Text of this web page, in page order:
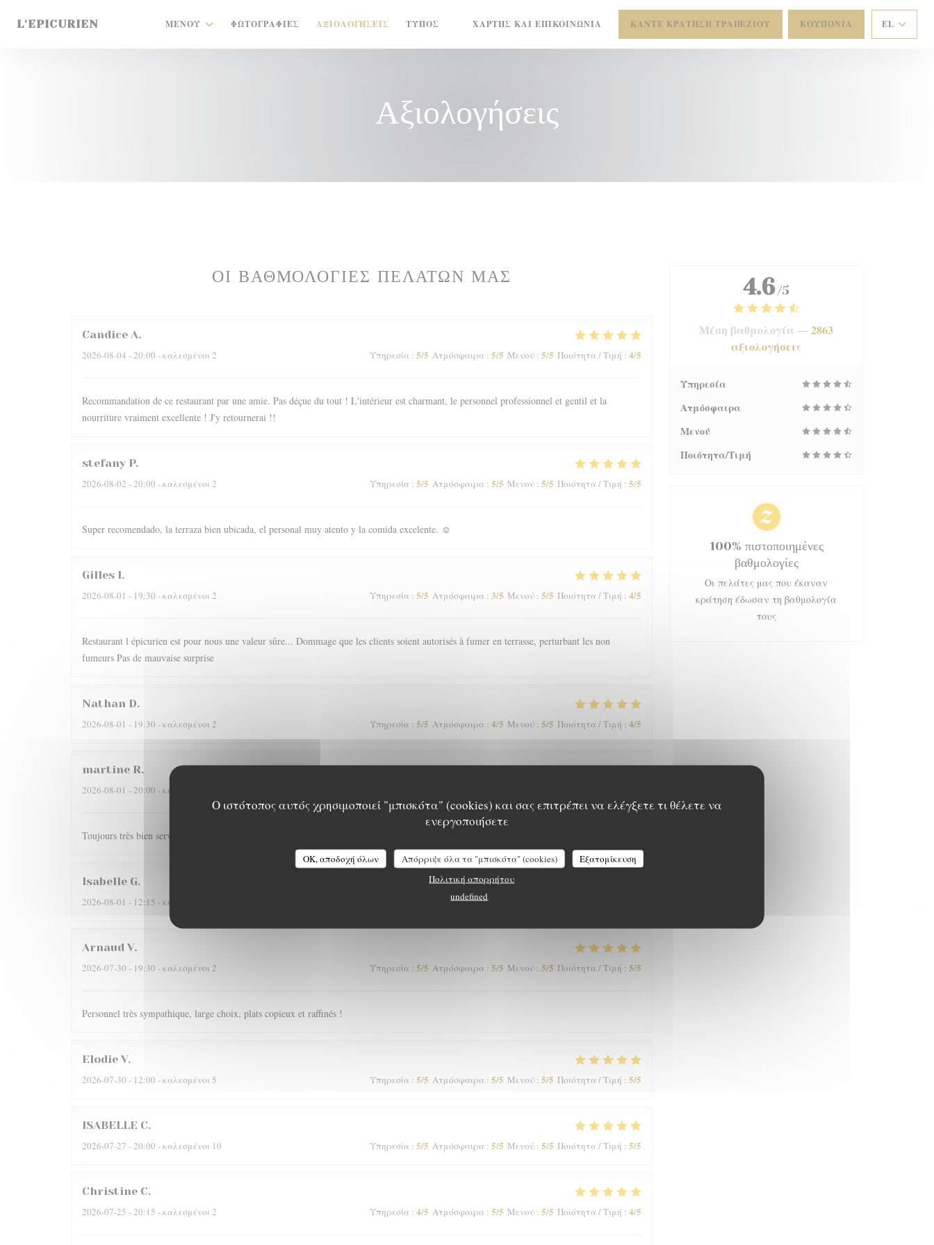
Ο ιστότοπος αυτός χρησιμοποιεί "μπισκότα" (cookies) και σας επιτρέπει να ελέγξετε τι θέλετε να
ενεργοποιήσετε
OK, αποδοχή όλων Απόρριψε όλα τα "μπισκότα" (cookies)
Εξατομίκευση
Πολιτική απορρήτου
undefined
L'EPICURIEN ΜΕΝΟΎ ΦΩΤΟΓΡΑΦΊΕΣ ΑΞΙΟΛΟΓΉΣΕΙΣ ΤΎΠΟΣ ΧΆΡΤΗΣ ΚΑΙ ΕΠΙΚΟΙΝΩΝΊΑ ΚΆΝΤΕ ΚΡΆΤΗΣΗ ΤΡΑΠΕΖΙΟΎ ΚΟΥΠΌΝΙΑ EL
Αξιολογήσεις
ΟΙ ΒΑΘΜΟΛΟΓΊΕΣ ΠΕΛΑΤΏΝ ΜΑΣ
Candice A
2026-08-04 - 20:00 - καλεσμένοι 2 Υπηρεσία : 5/5 Ατμόσφαιρα : 5/5 Μενού : 5/5 Ποιότητα / Τιμή : 4/5
Recommandation de ce restaurant par une amie. Pas déçue du tout ! L'intérieur est charmant, le personnel professionnel et gentil et la
nourriture vraiment excellente ! J'y retournerai !!
stefany P
2026-08-02 - 20:00 - καλεσμένοι 2 Υπηρεσία : 5/5 Ατμόσφαιρα : 5/5 Μενού : 5/5 Ποιότητα / Τιμή : 5/5
Super recomendado, la terraza bien ubicada, el personal muy atento y la comida excelente. ☺️
Gilles I
2026-08-01 - 19:30 - καλεσμένοι 2 Υπηρεσία : 5/5 Ατμόσφαιρα : 3/5 Μενού : 5/5 Ποιότητα / Τιμή : 4/5
Restaurant l épicurien est pour nous une valeur sûre... Dommage que les clients soient autorisés à fumer en terrasse, perturbant les non
fumeurs Pas de mauvaise surprise
Nathan D
2026-08-01 - 19:30 - καλεσμένοι 2 Υπηρεσία : 5/5 Ατμόσφαιρα : 4/5 Μενού : 5/5 Ποιότητα / Τιμή : 4/5
martine R
2026-08-01 - 20:00 - καλεσμένοι 2
Toujours très bien servi et un régal pour les papilles il y a pas mieux sur Grenoble rapport qualité-prix
Isabelle G
2026-08-01 - 12:15 - καλεσμένοι 4 Ατμόσφαιρα:
Arnaud V
2026-07-30 - 19:30 - καλεσμένοι 2 Υπηρεσία : 5/5 Ατμόσφαιρα : 5/5 Μενού : 5/5 Ποιότητα / Τιμή : 5/5
Personnel très sympathique, large choix, plats copieux et raffinés !
Elodie V
2026-07-30 - 12:00 - καλεσμένοι 5 Υπηρεσία : 5/5 Ατμόσφαιρα : 5/5 Μενού : 5/5 Ποιότητα / Τιμή : 5/5
ISABELLE C
2026-07-27 - 20:00 - καλεσμένοι 10 Υπηρεσία : 5/5 Ατμόσφαιρα : 5/5 Μενού : 5/5 Ποιότητα / Τιμή : 5/5
Christine C
2026-07-25 - 20:15 - καλεσμένοι 2 Υπηρεσία : 4/5 Ατμόσφαιρα : 5/5 Μενού : 5/5 Ποιότητα / Τιμή : 4/5
4.6 /5
Μέση βαθμολογία —2863
αξιολογήσεις
Υπηρεσία
Ατμόσφαιρα
Μενού
Ποιότητα/Τιμή
100% πιστοποιημένες
βαθμολογίες
Οι πελάτες μας που έκαναν
κράτηση έδωσαν τη βαθμολογία
τους
L'EPICURIEN